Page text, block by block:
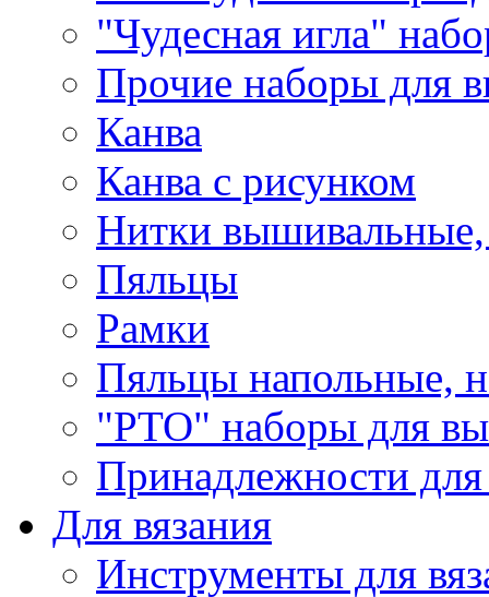
"Чудесная игла"
Прочие наборы для
Канва
Канва с рисунком
Нитки
Пяльцы
Рамки
Пяльцы напольные,
"РТО" наборы для
Принадлежности
Для вязания
Инструменты для